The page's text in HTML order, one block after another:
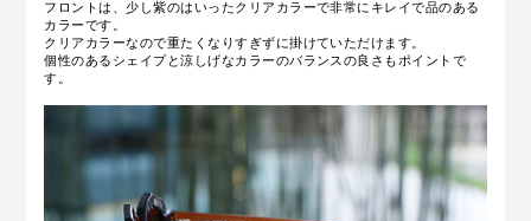
フロントは、少し紫のはいったクリアカラーで非常にキレイで品のある
カラーです。
クリアカラーなので重たくなりすぎずに掛けていただけます。
個性のあるシェイプと涼しげなカラーのバランスの良さもポイントで
す。